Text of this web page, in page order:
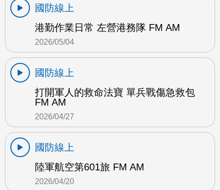
國防線上
港勤作業日常 左營港務隊 FM AM
2026/05/04
國防線上
打開軍人的救命法寶 單兵戰傷急救包
FM AM
2026/04/27
國防線上
陸軍航空第601旅 FM AM
2026/04/20